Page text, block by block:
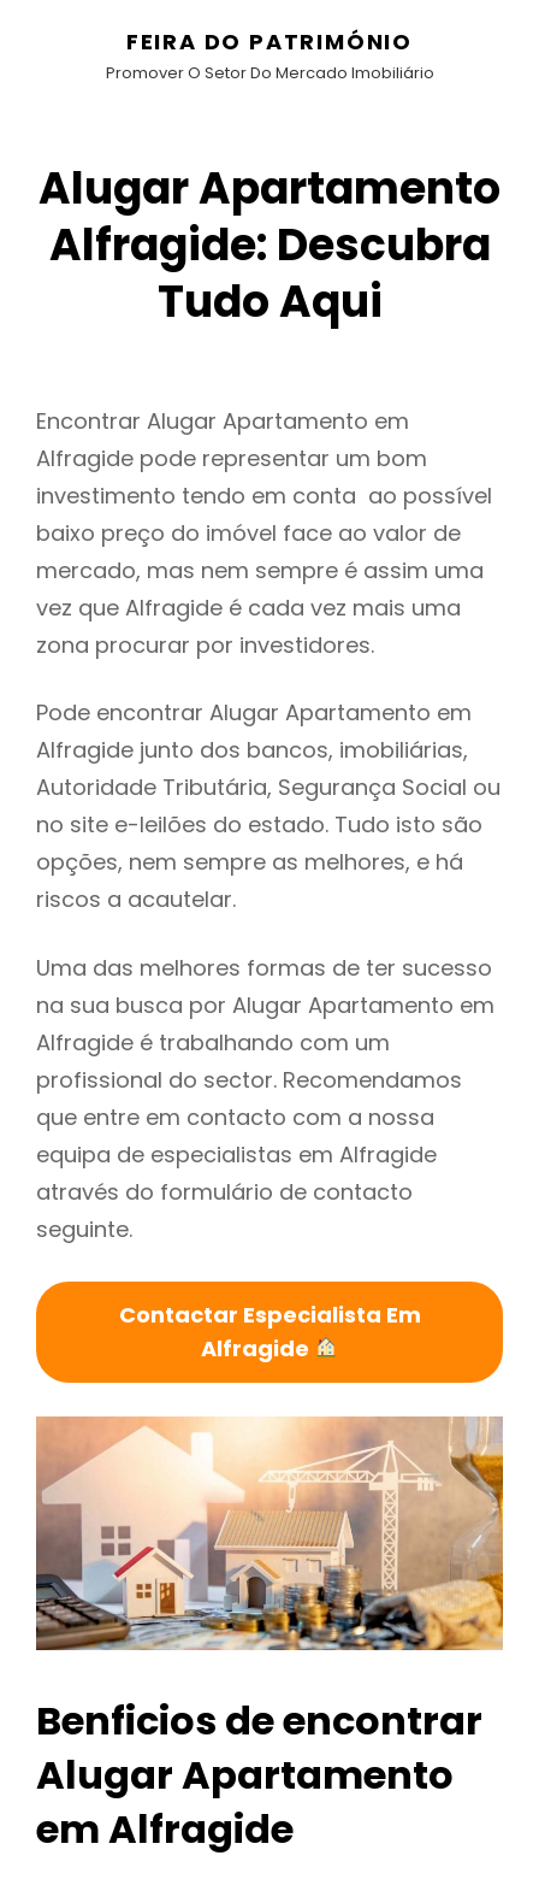
FEIRA DO PATRIMÓNIO
Promover O Setor Do Mercado Imobiliário
Alugar Apartamento
Alfragide: Descubra
Tudo Aqui
Encontrar Alugar Apartamento em
Alfragide pode representar um bom
investimento tendo em conta ao possível
baixo preço do imóvel face ao valor de
mercado, mas nem sempre é assim uma
vez que Alfragide é cada vez mais uma
zona procurar por investidores.
Pode encontrar Alugar Apartamento em
Alfragide junto dos bancos, imobiliárias,
Autoridade Tributária, Segurança Social ou
no site e-leilões do estado. Tudo isto são
opções, nem sempre as melhores, e há
riscos a acautelar.
Uma das melhores formas de ter sucesso
na sua busca por Alugar Apartamento em
Alfragide é trabalhando com um
profissional do sector. Recomendamos
que entre em contacto com a nossa
equipa de especialistas em Alfragide
através do formulário de contacto
seguinte.
Contactar Especialista Em
Alfragide
Benficios de encontrar
Alugar Apartamento
em Alfragide